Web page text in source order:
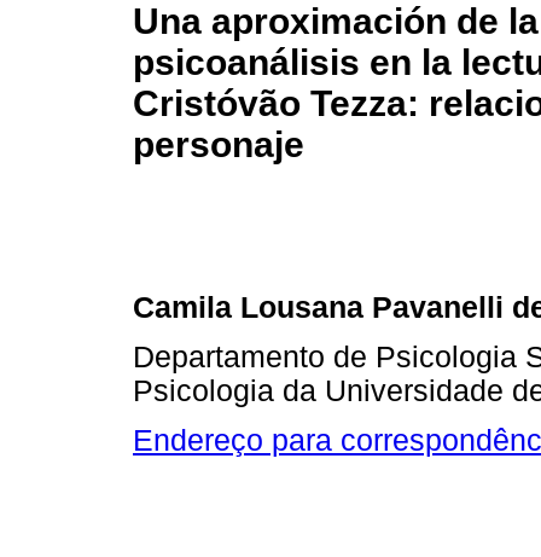
Una aproximación de
psicoanálisis en la
Cristóvão Tezza:
personaje
Camila Lousana Pavanelli
Departamento de Psicologia
Psicologia da Universidade
Endereço para